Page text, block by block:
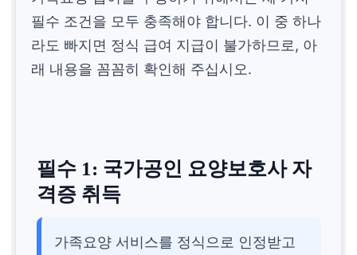
필수 조건을 모두 충족해야 합니다. 이 중 하나
라도 빠지면 정식 급여 지급이 불가하므로, 아
래 내용을 꼼꼼히 확인해 주십시오.
필수 1: 국가공인 요양보호사 자
격증 취득
가족요양 서비스를 정식으로 인정받고